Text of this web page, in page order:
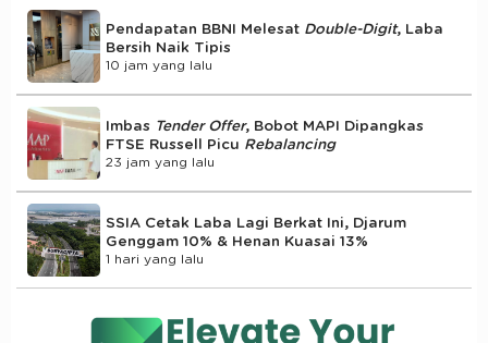
Pendapatan BBNI Melesat Double-Digit, Laba
Bersih Naik Tipis
10 jam yang lalu
Imbas Tender Offer, Bobot MAPI Dipangkas
FTSE Russell Picu Rebalancing
23 jam yang lalu
SSIA Cetak Laba Lagi Berkat Ini, Djarum
Genggam 10% & Henan Kuasai 13%
1 hari yang lalu